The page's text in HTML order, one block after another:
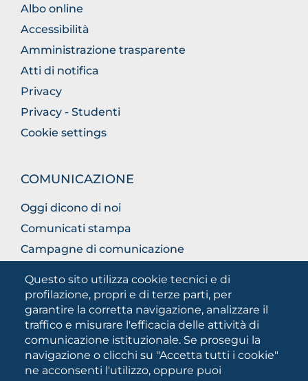
Questo sito utilizza cookie tecnici e di
profilazione, propri e di terze parti, per
garantire la corretta navigazione, analizzare il
traffico e misurare l'efficacia delle attività di
comunicazione istituzionale. Se prosegui la
navigazione o clicchi su "Accetta tutti i cookie"
ne acconsenti l'utilizzo, oppure puoi
Albo online
Accessibilità
Amministrazione trasparente
Atti di notifica
Privacy
Privacy - Studenti
Cookie settings
COMUNICAZIONE
Oggi dicono di noi
Comunicati stampa
Campagne di comunicazione
Unifg Mag
Manuale di identità visiva
Facts and figures